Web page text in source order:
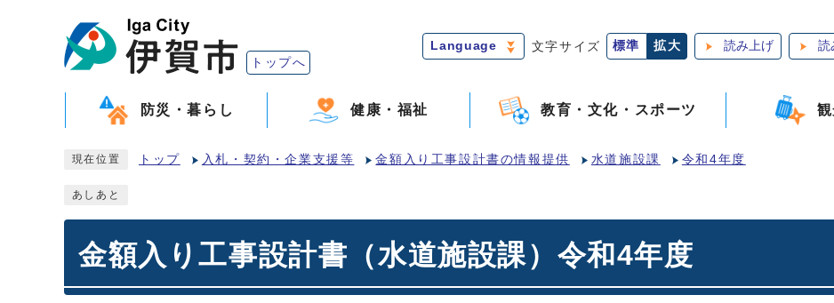
トップへ
Language 文字サイズ 標準 拡大 読み上げ 読
防災・暮らし 健康・福祉 教育・文化・スポーツ
現在位置 トップ 入札・契約・企業支援等 金額入り工事設計書の情報提供 水道施設課 令和4年度
あしあと
金額入り工事設計書（水道施設課）令和4年度